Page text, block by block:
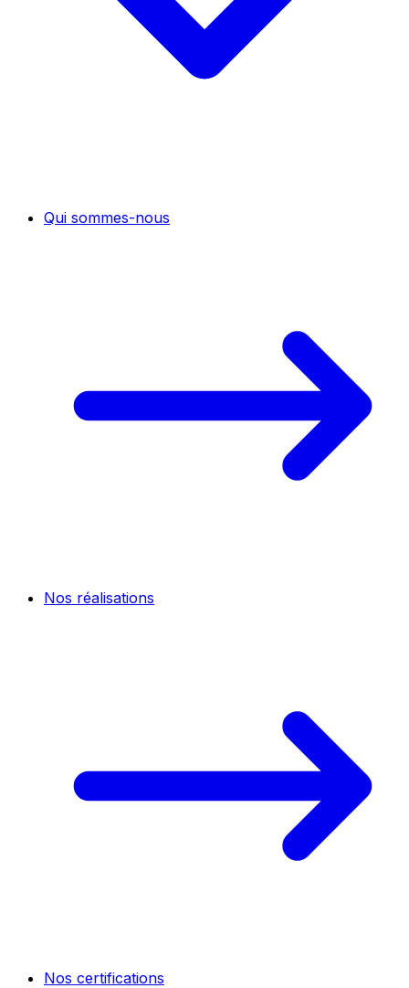
Qui sommes-nous
Nos réalisations
Nos certifications